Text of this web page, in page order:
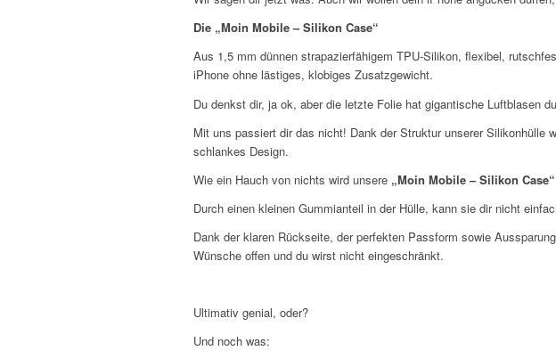
Die „Moin Mobile – Silikon Case“
Aus 1,5 mm dünnen strapazierfähigem TPU-Silikon, flexibel,
iPhone ohne lästiges, klobiges Zusatzgewicht.
Du denkst dir, ja ok, aber die letzte Folie hat gigantische Luftblasen
Mit uns passiert dir das nicht! Dank der Struktur unserer Silikonhülle
schlankes Design.
Wie ein Hauch von nichts wird unsere „Moin Mobile – Silikon Case“
Durch einen kleinen Gummianteil in der Hülle, kann sie dir nicht
Dank der klaren Rückseite, der perfekten Passform sowie
Wünsche offen und du wirst nicht eingeschränkt.
Ultimativ genial, oder?
Und noch was: